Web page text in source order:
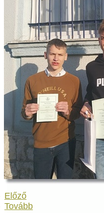
Előző
Tovább